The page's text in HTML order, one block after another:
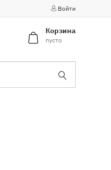
Войти
Корзина
пусто